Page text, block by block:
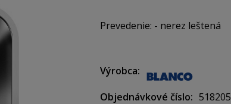
Prevedenie: - nerez leštená
Materiál: nerez
Výrobca
Objednávkové číslo
518205